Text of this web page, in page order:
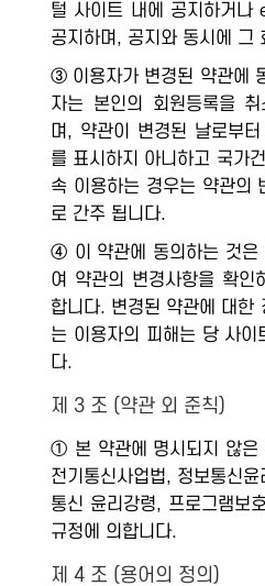
털 사이트 내에 공지하거나
공지하며, 공지와 동시에 그
③ 이용자가 변경된 약관에
자는 본인의 회원등록을
며, 약관이 변경된 날로부
를 표시하지 아니하고 국가
속 이용하는 경우는 약관의
로 간주 됩니다.
④ 이 약관에 동의하는 것은
여 약관의 변경사항을 확인
합니다. 변경된 약관에 대한
는 이용자의 피해는 당 사이
다.
제 3 조 (약관 외 준칙)
① 본 약관에 명시되지 않은
전기통신사업법, 정보통신
통신 윤리강령, 프로그램보
규정에 의합니다.
제 4 조 (용어의 정의)